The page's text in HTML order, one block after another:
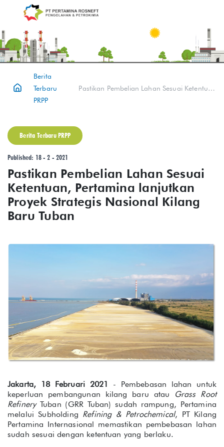
Berita
Terbaru
PRPP
Pastikan Pembelian Lahan Sesuai Ketentuan, Pertamina lanjutkan Proyek Strategis Nasional Kilang Baru Tuban
Berita Terbaru PRPP
Published: 18 - 2 - 2021
Pastikan Pembelian Lahan Sesuai
Ketentuan, Pertamina lanjutkan
Proyek Strategis Nasional Kilang
Baru Tuban
Jakarta, 18 Februari 2021 - Pembebasan lahan untuk
keperluan pembangunan kilang baru atau
Grass Root
RefineryTuban (GRR Tuban) sudah rampung, Pertamina
melalui Subholding Refining & Petrochemical, PT Kilang
Pertamina Internasional memastikan pembebasan lahan
sudah sesuai dengan ketentuan yang berlaku.